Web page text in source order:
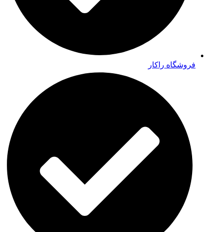
فروشگاه راکار